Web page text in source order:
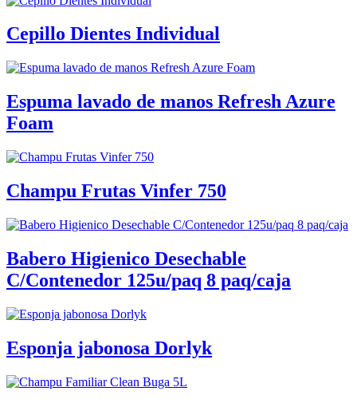
Cepillo Dientes Individual
Espuma lavado de manos Refresh Azure
Foam
Champu Frutas Vinfer 750
Babero Higienico Desechable
C/Contenedor 125u/paq 8 paq/caja
Esponja jabonosa Dorlyk